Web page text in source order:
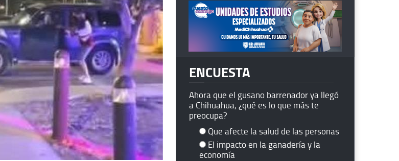
ENCUESTA
Ahora que el gusano barrenador ya llegó
a Chihuahua, ¿qué es lo que más te
preocupa?
Que afecte la salud de las personas
El impacto en la ganadería y la
economía